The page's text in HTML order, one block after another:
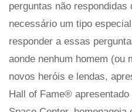
perguntas não respondidas
necessário um tipo
responder a essas
aonde nenhum homem (ou
novos heróis e lendas,
Hall of Fame®